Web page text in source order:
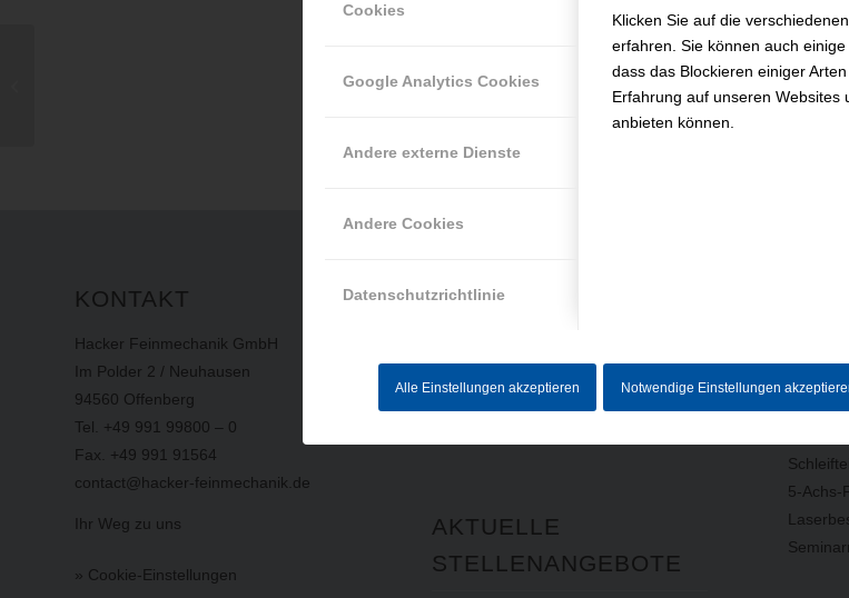
Cookies
Google Analytics Cookies
Andere externe Dienste
Andere Cookies
Datenschutzrichtlinie
Klicken Sie auf die
erfahren. Sie können auch
dass das Blockieren einiger
Erfahrung auf unseren Websites
anbieten können.
Alle Einstellungen akzeptieren Notwendige Einstellungen
KONTAKT
Hacker Feinmechanik GmbH
Im Polder 2 / Neuhausen
94560 Offenberg
Tel. +49 991 99800 – 0
Fax. +49 991 91564
contact@hacker-feinmechanik.de
Ihr Weg zu uns
» Cookie-Einstellungen
INFORMATIONEN
AKTUELLE
STELLENANGEBOTE
5-Achs-